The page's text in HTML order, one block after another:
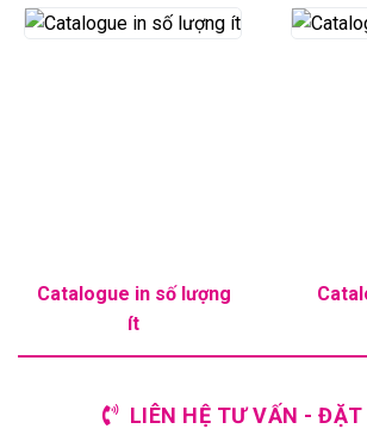
Catalogue in số lượng
ít
LIÊN HỆ TƯ VẤN - ĐẶT